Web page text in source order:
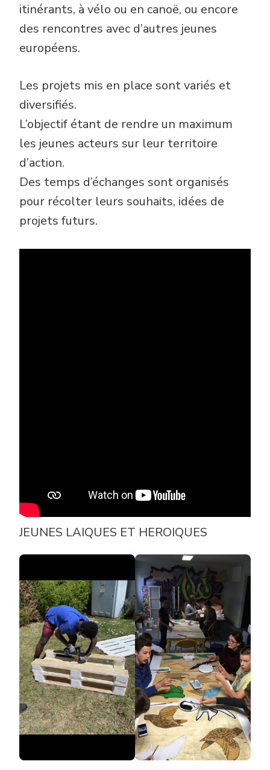
itinérants, à vélo ou en canoë, ou encore
des rencontres avec d’autres jeunes
européens.
Les projets mis en place sont variés et
diversifiés.
L’objectif étant de rendre un maximum
les jeunes acteurs sur leur territoire
d’action.
Des temps d’échanges sont organisés
pour récolter leurs souhaits, idées de
projets futurs.
JEUNES LAIQUES ET HEROIQUES